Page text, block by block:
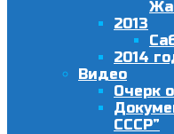
2013
2014
Видео
Очерк
СССР”